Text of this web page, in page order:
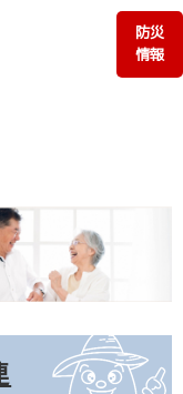
防災
情報